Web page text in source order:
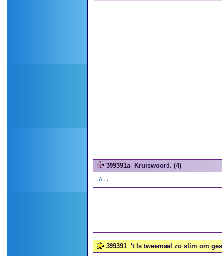
399391a Kruiswoord. (4)
.A..
399391 't Is tweemaal zo slim om